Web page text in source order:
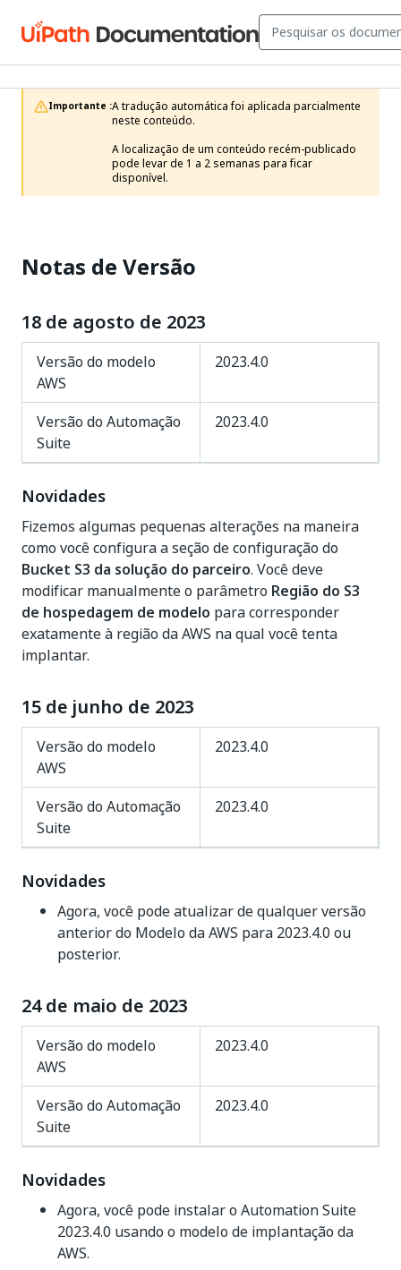
Importante :A tradução automática foi aplicada parcialmente
neste conteúdo.
A localização de um conteúdo recém-publicado
pode levar de 1 a 2 semanas para ficar
disponível.
Notas de Versão
18 de agosto de 2023
Versão do modelo
AWS
2023.4.0
Versão do Automação
Suite
2023.4.0
Novidades
Fizemos algumas pequenas alterações na maneira
como você configura a seção de configuração do
Bucket S3 da solução do parceiro. Você deve
modificar manualmente o parâmetro Região do S3
de hospedagem de modelo para corresponder
exatamente à região da AWS na qual você tenta
implantar.
15 de junho de 2023
Versão do modelo
AWS
2023.4.0
Versão do Automação
Suite
2023.4.0
Novidades
Agora, você pode atualizar de qualquer versão
anterior do Modelo da AWS para 2023.4.0 ou
posterior.
24 de maio de 2023
Versão do modelo
AWS
2023.4.0
Versão do Automação
Suite
2023.4.0
Novidades
Agora, você pode instalar o Automation Suite
2023.4.0 usando o modelo de implantação da
AWS.